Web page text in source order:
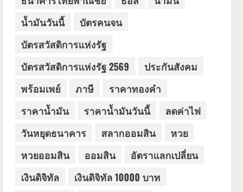
น้ำมันวันนี้
บัตรคนจน
บัตรสวัสดิการแห่งรัฐ
บัตรสวัสดิการแห่งรัฐ 2569
ประกันสังคม
พร้อมเพย์
ภาษี
ราคาทองคำ
ราคาน้ำมัน
ราคาน้ำมันวันนี้
ลดค่าไฟ
วันหยุดธนาคาร
สลากออมสิน
หวย
หวยออมสิน
ออมสิน
อัตราแลกเปลี่ยน
เงินดิจิทัล
เงินดิจิทัล 10000 บาท